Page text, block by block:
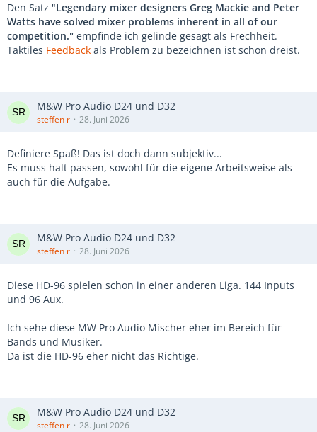
Den Satz "Legendary mixer designers Greg Mackie and Peter
Watts have solved mixer problems inherent in all of our
competition." empfinde ich gelinde gesagt als Frechheit.
Taktiles Feedback als Problem zu bezeichnen ist schon dreist.
M&W Pro Audio D24 und D32
steffen r 28. Juni 2026
Definiere Spaß! Das ist doch dann subjektiv...
Es muss halt passen, sowohl für die eigene Arbeitsweise als
auch für die Aufgabe.
M&W Pro Audio D24 und D32
steffen r 28. Juni 2026
Diese HD-96 spielen schon in einer anderen Liga. 144 Inputs
und 96 Aux.
Ich sehe diese MW Pro Audio Mischer eher im Bereich für
Bands und Musiker.
Da ist die HD-96 eher nicht das Richtige.
M&W Pro Audio D24 und D32
steffen r 28. Juni 2026